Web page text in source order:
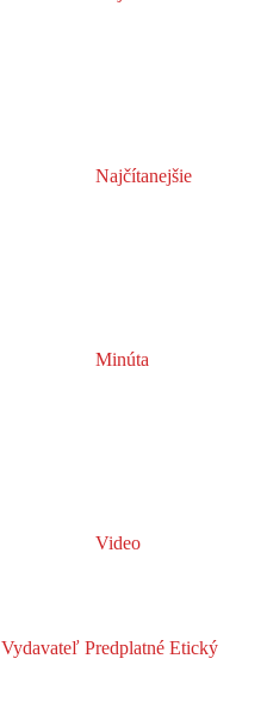
Najčítanejšie
Minúta
Video
Vydavateľ Predplatné Etický